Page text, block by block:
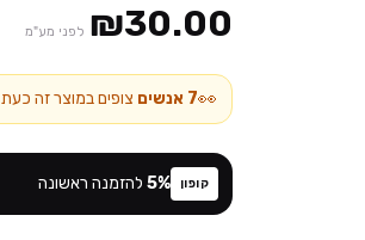
₪30.00 לפני מע"מ
👀
7 אנשים צופים במוצר זה כעת
קופון 5% להזמנה ראשונה